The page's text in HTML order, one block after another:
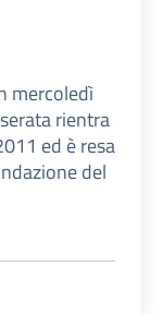
mercoledì
rientra
ed è resa
del